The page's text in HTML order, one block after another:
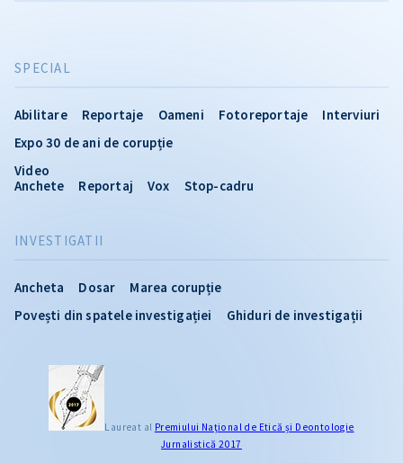
INVESTIGATII
Ancheta Dosar
Marea corupție
Povești din spatele investigației
Ghiduri de investigații
SPECIAL
Abilitare Reportaje Oameni Fotoreportaje
Interviuri
Expo 30 de ani de corupție
Video
Anchete
Reportaj Vox Stop-cadru
Laureat al Premiului Naţional de Etică și Deontologie
Jurnalistică 2017